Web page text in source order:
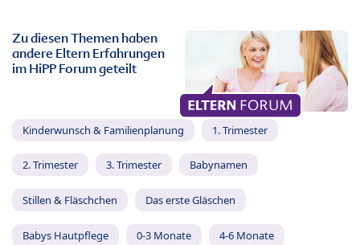
Zu diesen Themen haben
andere Eltern Erfahrungen
im HiPP Forum geteilt
Kinderwunsch & Familienplanung 1. Trimester
2. Trimester 3. Trimester Babynamen
Stillen & Fläschchen Das erste Gläschen
Babys Hautpflege 0-3 Monate 4-6 Monate